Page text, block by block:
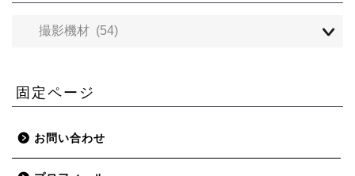
固定ページ
お問い合わせ